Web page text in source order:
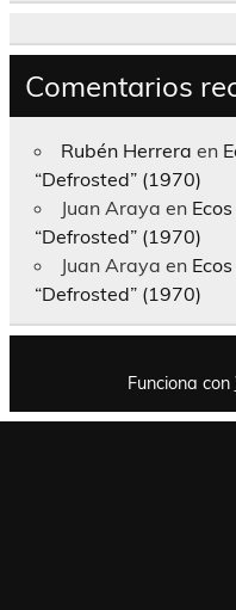
Comentarios
Rubén Herrera en
“Defrosted” (1970)
Juan Araya en
“Defrosted” (1970)
Juan Araya en
“Defrosted” (1970)
Funciona con